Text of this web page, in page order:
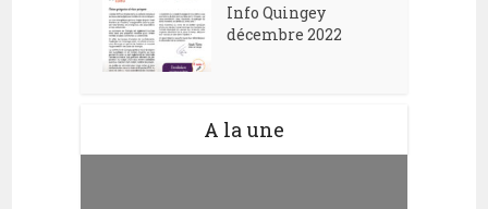
Info Quingey
décembre 2022
A la une